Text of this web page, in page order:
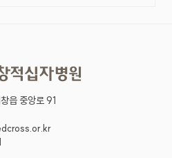
원
읍 중앙로 91